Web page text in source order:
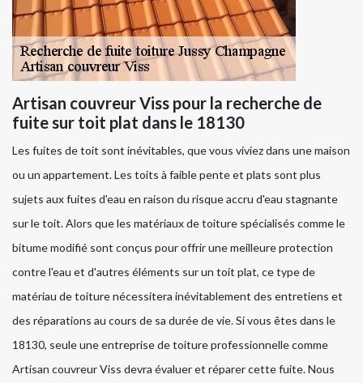
Artisan couvreur Viss pour la recherche de
fuite sur toit plat dans le 18130
Les fuites de toit sont inévitables, que vous viviez dans une maison
ou un appartement. Les toits à faible pente et plats sont plus
sujets aux fuites d'eau en raison du risque accru d'eau stagnante
sur le toit. Alors que les matériaux de toiture spécialisés comme le
bitume modifié sont conçus pour offrir une meilleure protection
contre l'eau et d'autres éléments sur un toit plat, ce type de
matériau de toiture nécessitera inévitablement des entretiens et
des réparations au cours de sa durée de vie. Si vous êtes dans le
18130, seule une entreprise de toiture professionnelle comme
Artisan couvreur Viss devra évaluer et réparer cette fuite. Nous